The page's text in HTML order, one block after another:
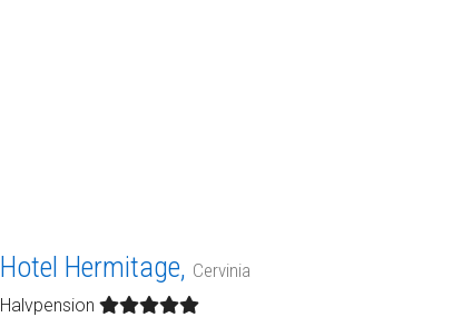
Hotel Hermitage, Cervinia
Halvpension